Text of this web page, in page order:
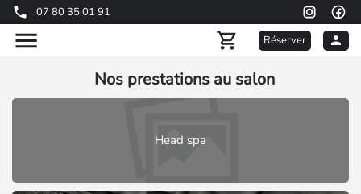
07 80 35 01 91
Réserver
Nos prestations au salon
Head spa